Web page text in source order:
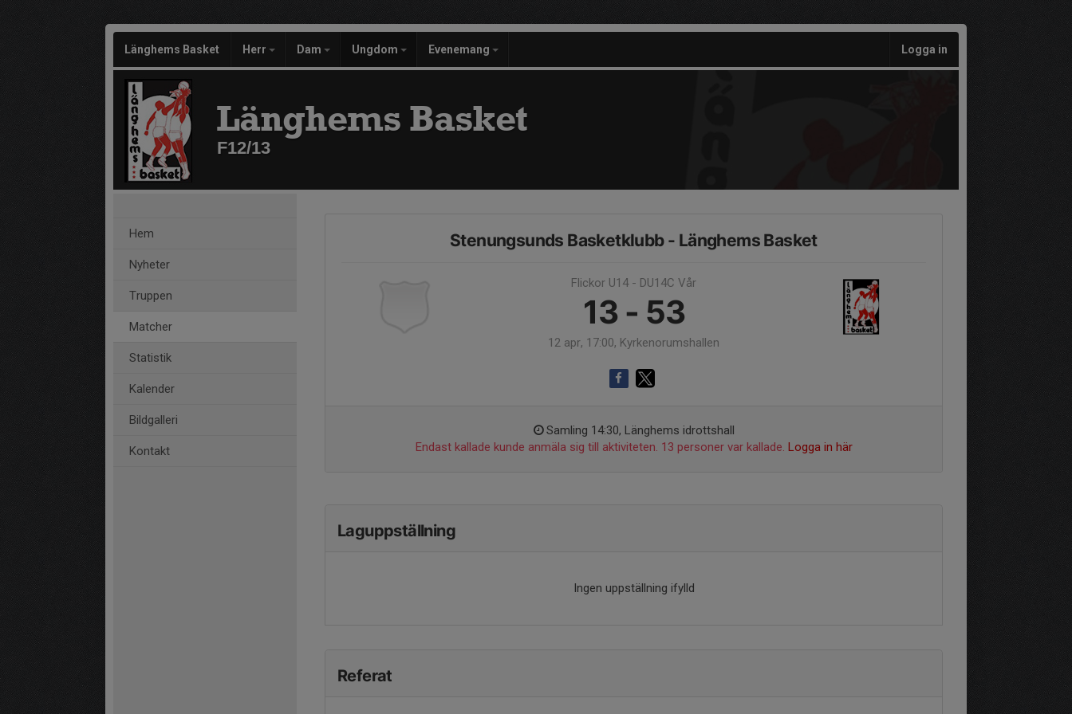
Länghems Basket Herr Dam Ungdom Evenemang Logga in
Länghems Basket
F12/13
Hem
Nyheter
Truppen
Matcher
Statistik
Kalender
Bildgalleri
Kontakt
Stenungsunds Basketklubb - Länghems Basket
Flickor U14 - DU14C Vår
13 - 53
12 apr, 17:00, Kyrkenorumshallen
Samling 14:30, Länghems idrottshall
Endast kallade kunde anmäla sig till aktiviteten. 13 personer var kallade. Logga in här
Laguppställning
Ingen uppställning ifylld
Referat